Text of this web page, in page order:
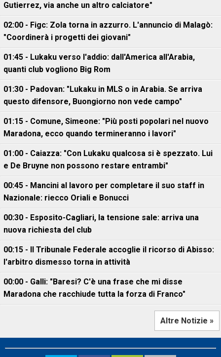
Gutierrez, via anche un altro calciatore"
02:00 - Figc: Zola torna in azzurro. L'annuncio di Malagò:
"Coordinerà i progetti dei giovani"
01:45 - Lukaku verso l'addio: dall'America all'Arabia,
quanti club vogliono Big Rom
01:30 - Padovan: "Lukaku in MLS o in Arabia. Se arriva
questo difensore, Buongiorno non vede campo"
01:15 - Comune, Simeone: "Più posti popolari nel nuovo
Maradona, ecco quando termineranno i lavori"
01:00 - Caiazza: "Con Lukaku qualcosa si è spezzato. Lui
e De Bruyne non possono restare entrambi"
00:45 - Mancini al lavoro per completare il suo staff in
Nazionale: riecco Oriali e Bonucci
00:30 - Esposito-Cagliari, la tensione sale: arriva una
nuova richiesta del club
00:15 - Il Tribunale Federale accoglie il ricorso di Abisso:
l'arbitro dismesso torna in attività
00:00 - Galli: "Baresi? C'è una frase che mi disse
Maradona che racchiude tutta la forza di Franco"
Altre Notizie »